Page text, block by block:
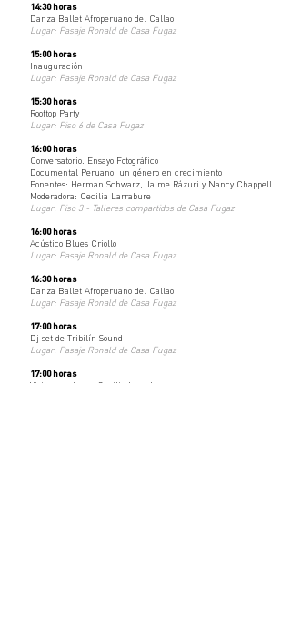
14:30 horas
Danza Ballet Afroperuano del Callao
Lugar: Pasaje Ronald de Casa Fugaz
15:00 horas
Inauguración
Lugar: Pasaje Ronald de Casa Fugaz
15:30 horas
Rooftop Party
Lugar: Piso 6 de Casa Fugaz
16:00 horas
Conversatorio. Ensayo Fotográfico
Documental Peruano: un género en crecimiento
Ponentes: Herman Schwarz, Jaime Rázuri y Nancy Chappell
Moderadora: Cecilia Larrabure
Lugar: Piso 3 - Talleres compartidos de Casa Fugaz
16:00 horas
Acústico Blues Criollo
Lugar: Pasaje Ronald de Casa Fugaz
16:30 horas
Danza Ballet Afroperuano del Callao
Lugar: Pasaje Ronald de Casa Fugaz
17:00 horas
Dj set de Tribilín Sound
Lugar: Pasaje Ronald de Casa Fugaz
17:00 horas
Visita guiada por Cecilia Larrabure